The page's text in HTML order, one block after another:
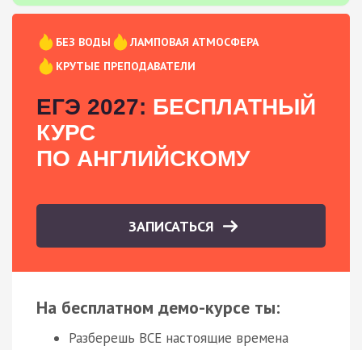
БЕЗ ВОДЫ
ЛАМПОВАЯ АТМОСФЕРА
КРУТЫЕ ПРЕПОДАВАТЕЛИ
ЕГЭ 2027: БЕСПЛАТНЫЙ
КУРС
ПО АНГЛИЙСКОМУ
ЗАПИСАТЬСЯ
На бесплатном демо-курсе ты:
Разберешь ВСЕ настоящие времена